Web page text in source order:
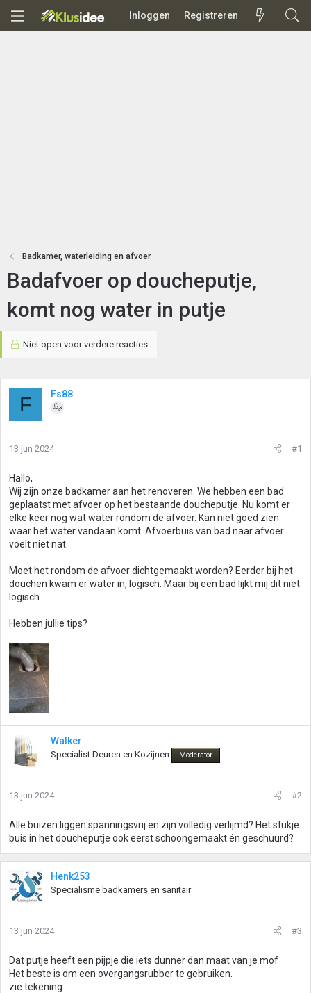
Inloggen Registreren
Badkamer, waterleiding en afvoer
Badafvoer op doucheputje,
komt nog water in putje
Niet open voor verdere reacties.
F Fs88
13 jun 2024 #1
Hallo,
Wij zijn onze badkamer aan het renoveren. We hebben een bad
geplaatst met afvoer op het bestaande doucheputje. Nu komt er
elke keer nog wat water rondom de afvoer. Kan niet goed zien
waar het water vandaan komt. Afvoerbuis van bad naar afvoer
voelt niet nat.
Moet het rondom de afvoer dichtgemaakt worden? Eerder bij het
douchen kwam er water in, logisch. Maar bij een bad lijkt mij dit niet
logisch.
Hebben jullie tips?
Walker
Specialist Deuren en Kozijnen Moderator
13 jun 2024 #2
Alle buizen liggen spanningsvrij en zijn volledig verlijmd? Het stukje
buis in het doucheputje ook eerst schoongemaakt én geschuurd?
Henk253
Specialisme badkamers en sanitair
13 jun 2024 #3
Dat putje heeft een pijpje die iets dunner dan maat van je mof
Het beste is om een overgangsrubber te gebruiken.
zie tekening